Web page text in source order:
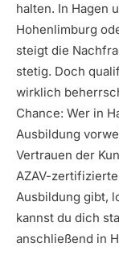
halten. In Hagen
Hohenlimburg
steigt die
stetig. Doch
wirklich
Chance: Wer in
Ausbildung
Vertrauen der
AZAV-
Ausbildung gibt,
kannst du dich
anschließend in